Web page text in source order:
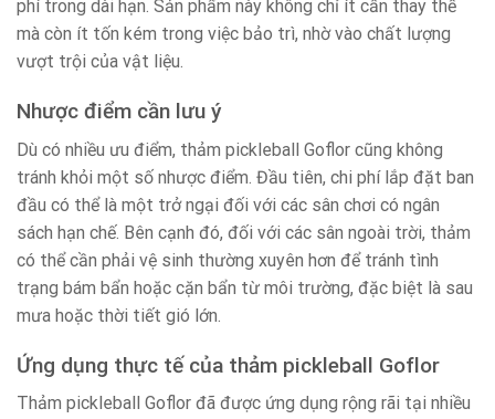
phí trong dài hạn. Sản phẩm này không chỉ ít cần thay thế
mà còn ít tốn kém trong việc bảo trì, nhờ vào chất lượng
vượt trội của vật liệu.
Nhược điểm cần lưu ý
Dù có nhiều ưu điểm, thảm pickleball Goflor cũng không
tránh khỏi một số nhược điểm. Đầu tiên, chi phí lắp đặt ban
đầu có thể là một trở ngại đối với các sân chơi có ngân
sách hạn chế. Bên cạnh đó, đối với các sân ngoài trời, thảm
có thể cần phải vệ sinh thường xuyên hơn để tránh tình
trạng bám bẩn hoặc cặn bẩn từ môi trường, đặc biệt là sau
mưa hoặc thời tiết gió lớn.
Ứng dụng thực tế của thảm pickleball Goflor
Thảm pickleball Goflor đã được ứng dụng rộng rãi tại nhiều